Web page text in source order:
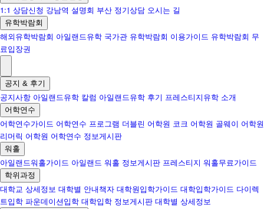
1:1 상담신청 강남역 설명회 부산 정기상담 오시는 길
유학박람회
해외유학박람회 아일랜드유학 국가관 유학박람회 이용가이드 유학박람회 무
료입장권
공지 & 후기
공지사항 아일랜드유학 칼럼 아일랜드유학 후기 프레스티지유학 소개
어학연수
어학연수가이드 어학연수 프로그램 더블린 어학원 코크 어학원 골웨이 어학원
리머릭 어학원 어학연수 정보게시판
워홀
아일랜드워홀가이드 아일랜드 워홀 정보게시판 프레스티지 워홀무료가이드
학위과정
대학교 상세정보 대학별 안내책자 대학원입학가이드 대학입학가이드 다이렉
트입학 파운데이션입학 대학입학 정보게시판 대학별 상세정보